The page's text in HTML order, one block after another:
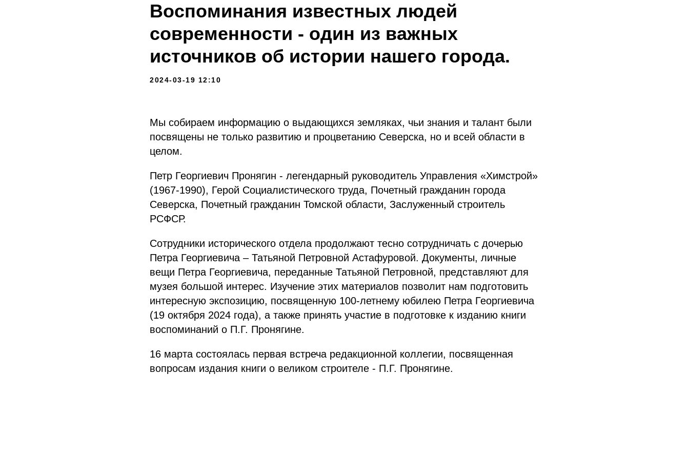
Воспоминания известных людей
современности - один из важных
источников об истории нашего города.
2024-03-19 12:10
Мы собираем информацию о выдающихся земляках, чьи знания и талант были
посвящены не только развитию и процветанию Северска, но и всей области в
целом.
Петр Георгиевич Пронягин - легендарный руководитель Управления «Химстрой»
(1967-1990), Герой Социалистического труда, Почетный гражданин города
Северска, Почетный гражданин Томской области, Заслуженный строитель
РСФСР.
Сотрудники исторического отдела продолжают тесно сотрудничать с дочерью
Петра Георгиевича – Татьяной Петровной Астафуровой. Документы, личные
вещи Петра Георгиевича, переданные Татьяной Петровной, представляют для
музея большой интерес. Изучение этих материалов позволит нам подготовить
интересную экспозицию, посвященную 100-летнему юбилею Петра Георгиевича
(19 октября 2024 года), а также принять участие в подготовке к изданию книги
воспоминаний о П.Г. Пронягине.
16 марта состоялась первая встреча редакционной коллегии, посвященная
вопросам издания книги о великом строителе - П.Г. Пронягине.